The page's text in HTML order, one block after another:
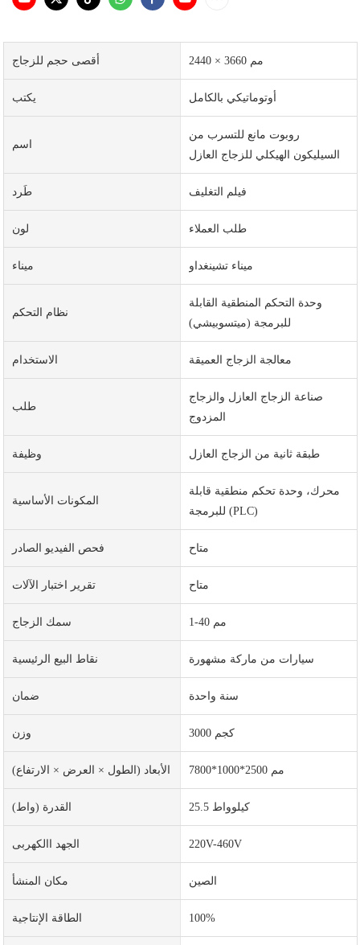
أقصى حجم للزجاج 2440 × 3660 مم
يكتب أوتوماتيكي بالكامل
اسم
روبوت مانع للتسرب من
السيليكون الهيكلي للزجاج العازل
طَرد فيلم التغليف
لون طلب العملاء
ميناء ميناء تشينغداو
نظام التحكم
وحدة التحكم المنطقية القابلة
للبرمجة (ميتسوبيشي)
الاستخدام معالجة الزجاج العميقة
طلب
صناعة الزجاج العازل والزجاج
المزدوج
وظيفة طبقة ثانية من الزجاج العازل
المكونات الأساسية
محرك، وحدة تحكم منطقية قابلة
للبرمجة (PLC)
فحص الفيديو الصادر متاح
تقرير اختبار الآلات متاح
سمك الزجاج 1-40 مم
نقاط البيع الرئيسية سيارات من ماركة مشهورة
ضمان سنة واحدة
وزن 3000 كجم
الأبعاد (الطول × العرض × الارتفاع) 7800*1000*2500 مم
القدرة (واط) 25.5 كيلوواط
الجهد االكهربى 220V-460V
مكان المنشأ الصين
الطاقة الإنتاجية 100%